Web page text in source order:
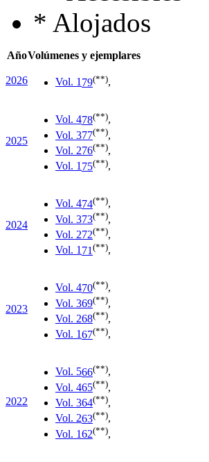
* Alojados
AñoVolúmenes y ejemplares
2026 Vol. 179(**),
2025
Vol. 478(**),
Vol. 377(**),
Vol. 276(**),
Vol. 175(**),
2024
Vol. 474(**),
Vol. 373(**),
Vol. 272(**),
Vol. 171 (**),
2023
Vol. 470(**),
Vol. 369(**),
Vol. 268(**),
Vol. 167(**),
2022
Vol. 566(**),
Vol. 465(**),
Vol. 364(**),
Vol. 263(**),
Vol. 162(**),